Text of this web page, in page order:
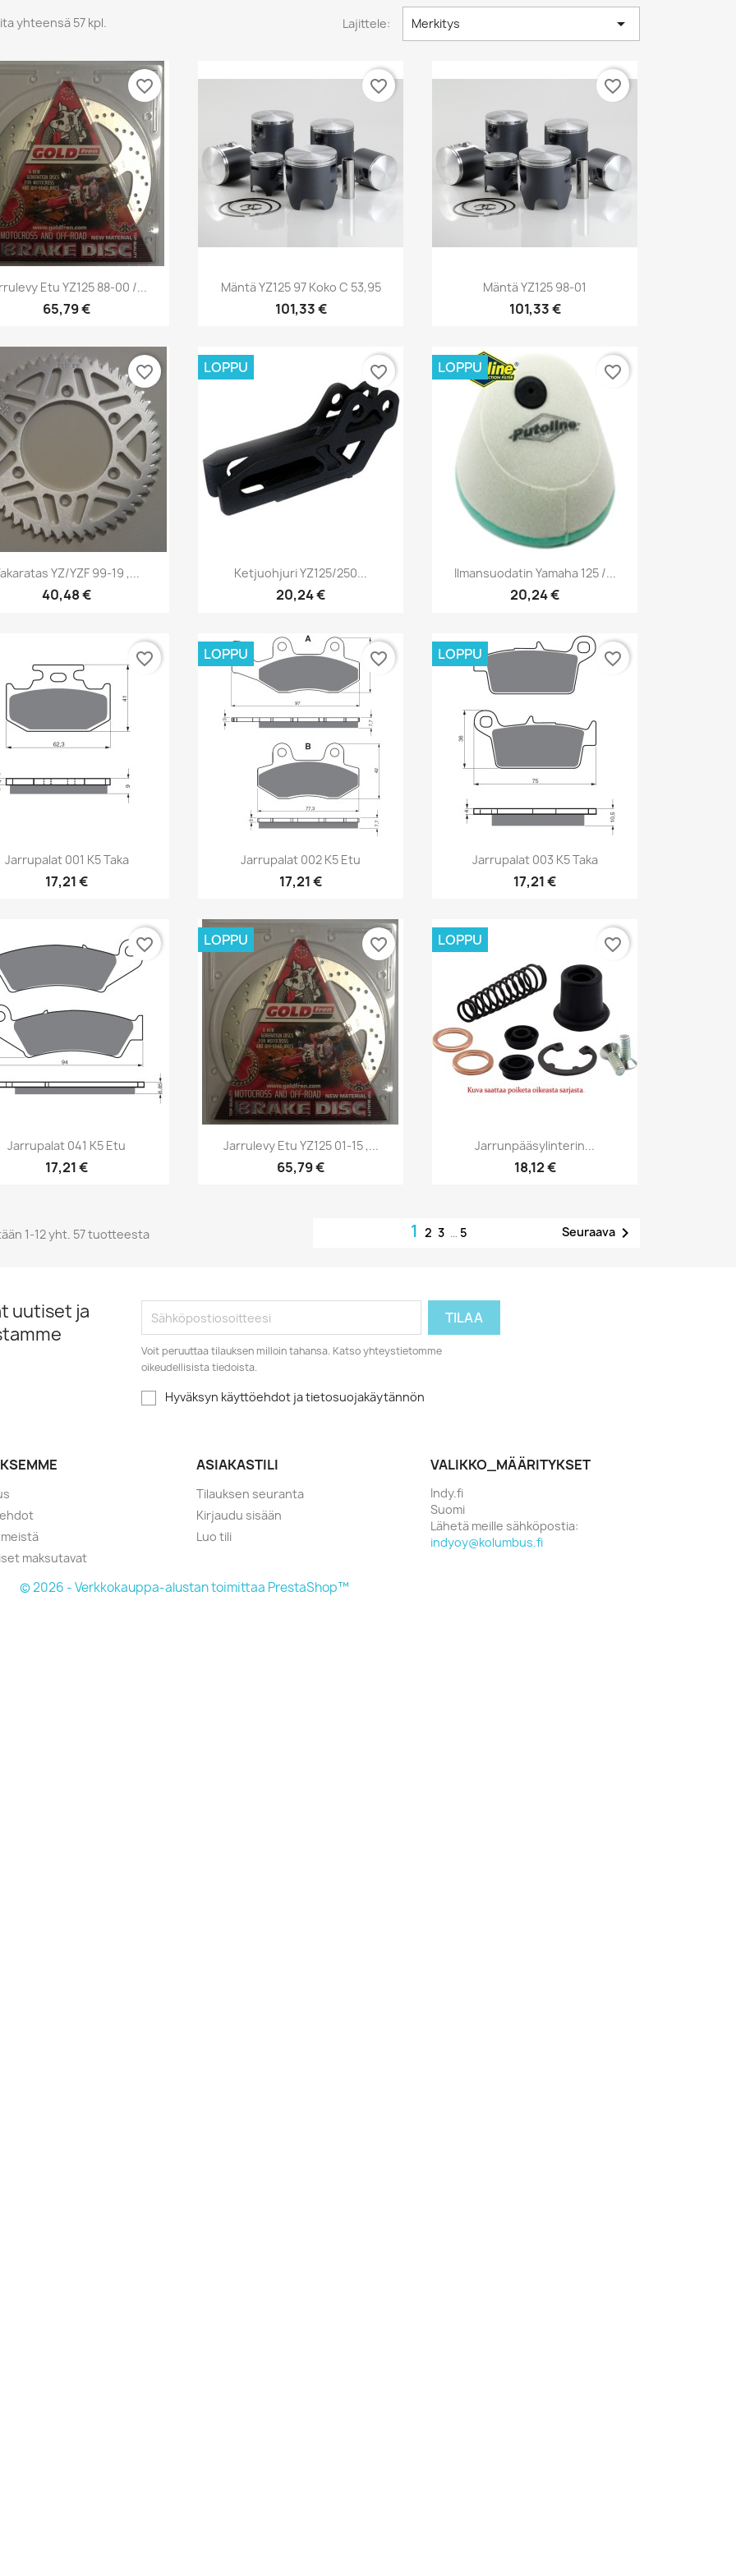
yhteensä 57 kpl. Lajittele: Merkitys 
Pikakatselu
Etu YZ125 88-00 /...
65,79 €
favorite_border
Pikakatselu
Mäntä YZ125 97 Koko C 53,95
101,33 €
favorite_border
Pikakatselu
Mäntä YZ125 98-01
101,33 €
favorite_border
Pikakatselu
YZ/YZF 99-19 ,...
40,48 €
favorite_border
Pikakatselu
Ketjuohjuri YZ125/250...
20,24 €
LOPPU favorite_border
Pikakatselu
Ilmansuodatin Yamaha 125 /...
20,24 €
LOPPU favorite_border
Pikakatselu
Jarrupalat 001 K5 Taka
17,21 €
favorite_border
Pikakatselu
Jarrupalat 002 K5 Etu
17,21 €
LOPPU favorite_border
Pikakatselu
Jarrupalat 003 K5 Taka
17,21 €
LOPPU favorite_border
Pikakatselu
Jarrupalat 041 K5 Etu
17,21 €
favorite_border
Pikakatselu
Jarrulevy Etu YZ125 01-15 ,...
65,79 €
LOPPU favorite_border
Pikakatselu
Jarrunpääsylinterin...
18,12 €
LOPPU favorite_border
1-12 yht. 57 tuotteesta 123 … 5 Seuraava
uutiset ja
Voit peruuttaa tilauksen milloin tahansa. Katso yhteystietomme
oikeudellisista tiedoista.
Hyväksyn käyttöehdot ja tietosuojakäytännön
maksutavat
ASIAKASTILI
Tilauksen seuranta
Kirjaudu sisään
Luo tili
VALIKKO_MÄÄRITYKSET
Indy.fi
Suomi
Lähetä meille sähköpostia:
indyoy@kolumbus.fi
© 2026 - Verkkokauppa-alustan toimittaa PrestaShop™